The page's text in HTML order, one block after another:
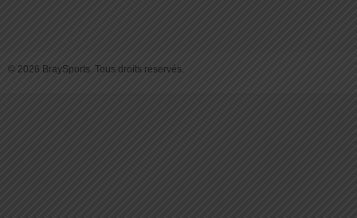
© 2026 BraySports. Tous droits reservés.